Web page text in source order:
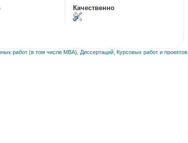
Качественно
работ (в том числе MBA), Диссертаций, Курсовых работ и проектов,